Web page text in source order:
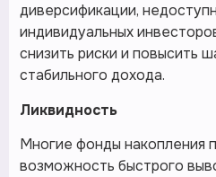
диверсификации,
индивидуальных
снизить риски и повысить
стабильного дохода.
Ликвидность
Многие фонды накопления
возможность быстрого